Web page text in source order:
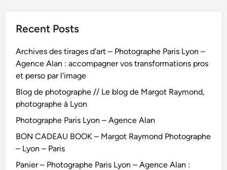
Recent Posts
Archives des tirages d'art – Photographe Paris Lyon –
Agence Alan : accompagner vos transformations pros
et perso par l'image
Blog de photographe // Le blog de Margot Raymond,
photographe à Lyon
Photographe Paris Lyon – Agence Alan
BON CADEAU BOOK – Margot Raymond Photographe
– Lyon – Paris
Panier – Photographe Paris Lyon – Agence Alan :